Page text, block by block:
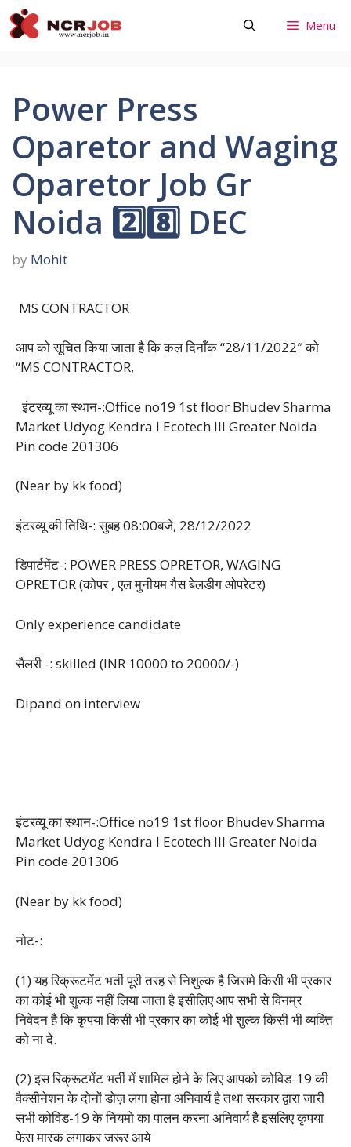
Skip
to
Menu
Power Press
Oparetor and Waging
Oparetor Job Gr
Noida 2️⃣8️⃣ DEC
by Mohit
MS CONTRACTOR
आप को सूचित किया जाता है कि कल दिनाँक “28/11/2022″ को
“MS CONTRACTOR,
इंटरव्यू का स्थान-:Office no19 1st floor Bhudev Sharma
Market Udyog Kendra I Ecotech lll Greater Noida
Pin code 201306
(Near by kk food)
इंटरव्यू की तिथि-: सुबह 08:00बजे, 28/12/2022
डिपार्टमेंट-: POWER PRESS OPRETOR, WAGING
OPRETOR (कोपर , एल मुनीयम गैस बेलडीग ओपरेटर)
Only experience candidate
सैलरी -: skilled (INR 10000 to 20000/-)
Dipand on interview
इंटरव्यू का स्थान-:Office no19 1st floor Bhudev Sharma
Market Udyog Kendra I Ecotech lll Greater Noida
Pin code 201306
(Near by kk food)
नोट-:
(1) यह रिक्रूटमेंट भर्ती पूरी तरह से निशुल्क है जिसमे किसी भी प्रकार
का कोई भी शुल्क नहीं लिया जाता है इसीलिए आप सभी से विनम्र
निवेदन है कि कृपया किसी भी प्रकार का कोई भी शुल्क किसी भी व्यक्ति
को ना दे.
(2) इस रिक्रूटमेंट भर्ती में शामिल होने के लिए आपको कोविड-19 की
वैक्सीनेशन के दोनों डोज़ लगा होना अनिवार्य है तथा सरकार द्वारा जारी
सभी कोविड-19 के नियमो का पालन करना अनिवार्य है इसलिए कृपया
फेस मास्क लगाकर जरूर आये